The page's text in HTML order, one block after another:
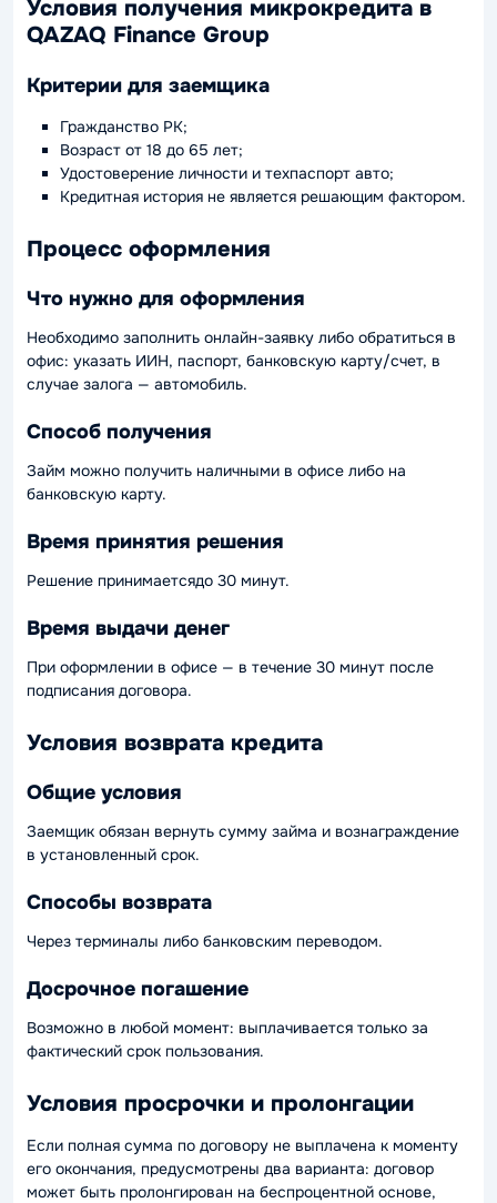
Условия получения микрокредита в
QAZAQ Finance Group
Критерии для заемщика
Гражданство РК;
Возраст от 18 до 65 лет;
Удостоверение личности и техпаспорт авто;
Кредитная история не является решающим фактором.
Процесс оформления
Что нужно для оформления
Необходимо заполнить онлайн-заявку либо обратиться в
офис: указать ИИН, паспорт, банковскую карту/счет, в
случае залога — автомобиль.
Способ получения
Займ можно получить наличными в офисе либо на
банковскую карту.
Время принятия решения
Решение принимаетсядо 30 минут.
Время выдачи денег
При оформлении в офисе — в течение 30 минут после
подписания договора.
Условия возврата кредита
Общие условия
Заемщик обязан вернуть сумму займа и вознаграждение
в установленный срок.
Способы возврата
Через терминалы либо банковским переводом.
Досрочное погашение
Возможно в любой момент: выплачивается только за
фактический срок пользования.
Условия просрочки и пролонгации
Если полная сумма по договору не выплачена к моменту
его окончания, предусмотрены два варианта: договор
может быть пролонгирован на беспроцентной основе,